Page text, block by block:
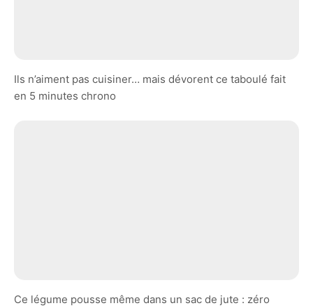
Ils n’aiment pas cuisiner… mais dévorent ce taboulé fait
en 5 minutes chrono
Ce légume pousse même dans un sac de jute : zéro